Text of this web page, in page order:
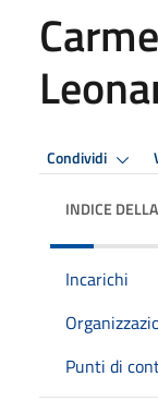
Condividi
INDICE
Incarichi
Punti di